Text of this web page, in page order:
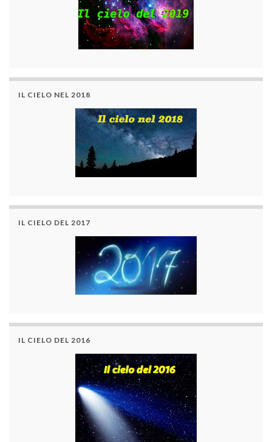
IL CIELO NEL 2018
IL CIELO DEL 2017
IL CIELO DEL 2016